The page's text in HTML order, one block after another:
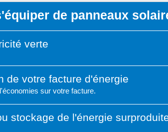
de panneaux
verte
de votre facture d'énergie
sur votre facture.
stockage de l'énergie